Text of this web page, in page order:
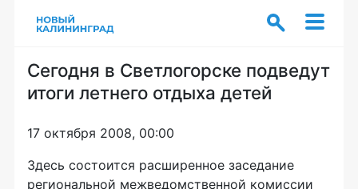
Сегодня в Светлогорске подведут
итоги летнего отдыха детей
17 октября 2008, 00:00
Здесь состоится расширенное заседание
региональной межведомственной комиссии